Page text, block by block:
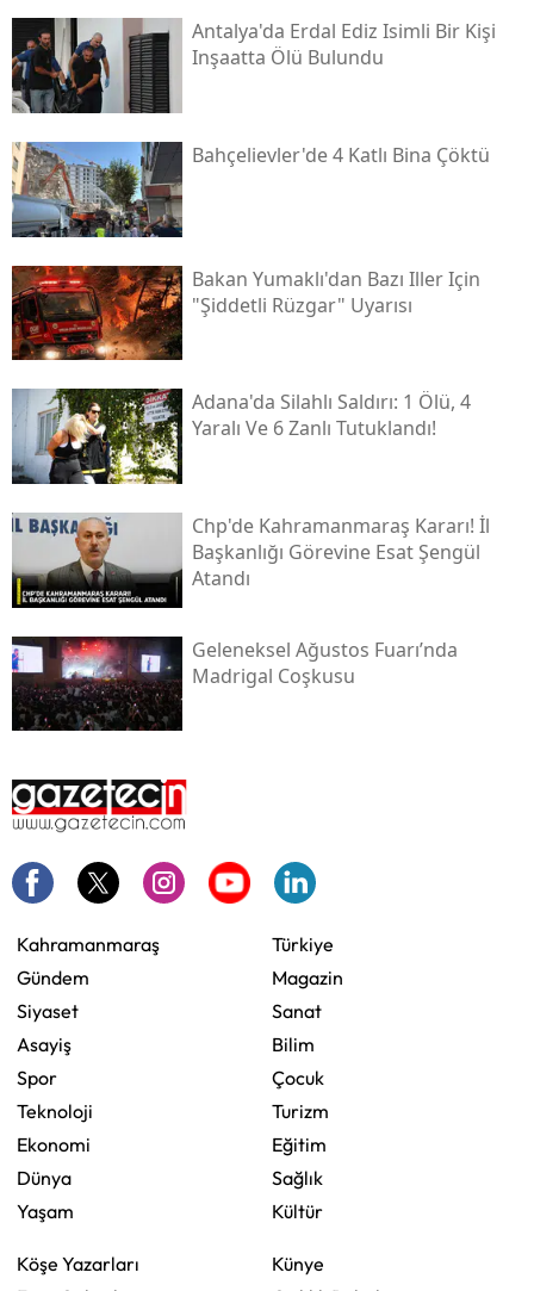
Antalya'da Erdal Ediz Isimli Bir Kişi
Inşaatta Ölü Bulundu
Bahçelievler'de 4 Katlı Bina Çöktü
Bakan Yumaklı'dan Bazı Iller Için
"şiddetli Rüzgar" Uyarısı
Adana'da Silahlı Saldırı: 1 Ölü, 4
Yaralı Ve 6 Zanlı Tutuklandı!
Chp'de Kahramanmaraş Kararı! İl
Başkanlığı Görevine Esat Şengül
Atandı
Geleneksel Ağustos Fuarı’nda
Madrigal Coşkusu
Kahramanmaraş
Gündem
Siyaset
Asayiş
Spor
Teknoloji
Ekonomi
Dünya
Yaşam
Türkiye
Magazin
Sanat
Bilim
Çocuk
Turizm
Eğitim
Sağlık
Kültür
Köşe Yazarları
Künye